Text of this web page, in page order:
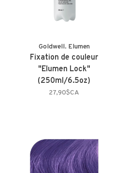
Goldwell. Elumen
Fixation de couleur
"Elumen Lock"
(250ml/6.5oz)
27,90$CA